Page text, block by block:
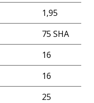
1,95
75 SHA
16
16
25